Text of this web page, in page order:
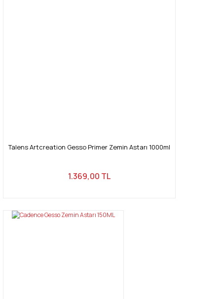
Talens Artcreation Gesso Primer Zemin Astarı 1000ml
1.369,00 TL